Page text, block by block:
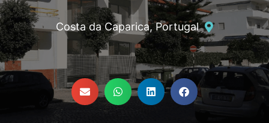
Costa da Caparica, Portugal